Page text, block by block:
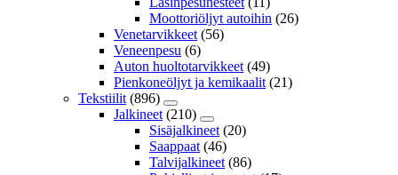
Moottoriöljyt autoihin (26)
Venetarvikkeet (56)
Veneenpesu (6)
Auton huoltotarvikkeet (49)
Pienkoneöljyt ja kemikaalit (21)
Tekstiilit (896)
Jalkineet (210)
Sisäjalkineet (20)
Saappaat (46)
Talvijalkineet (86)